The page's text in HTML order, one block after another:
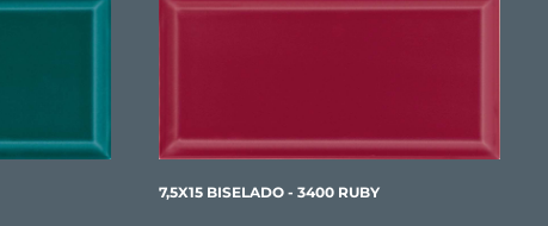
7,5X15 BISELADO - 3400 RUBY